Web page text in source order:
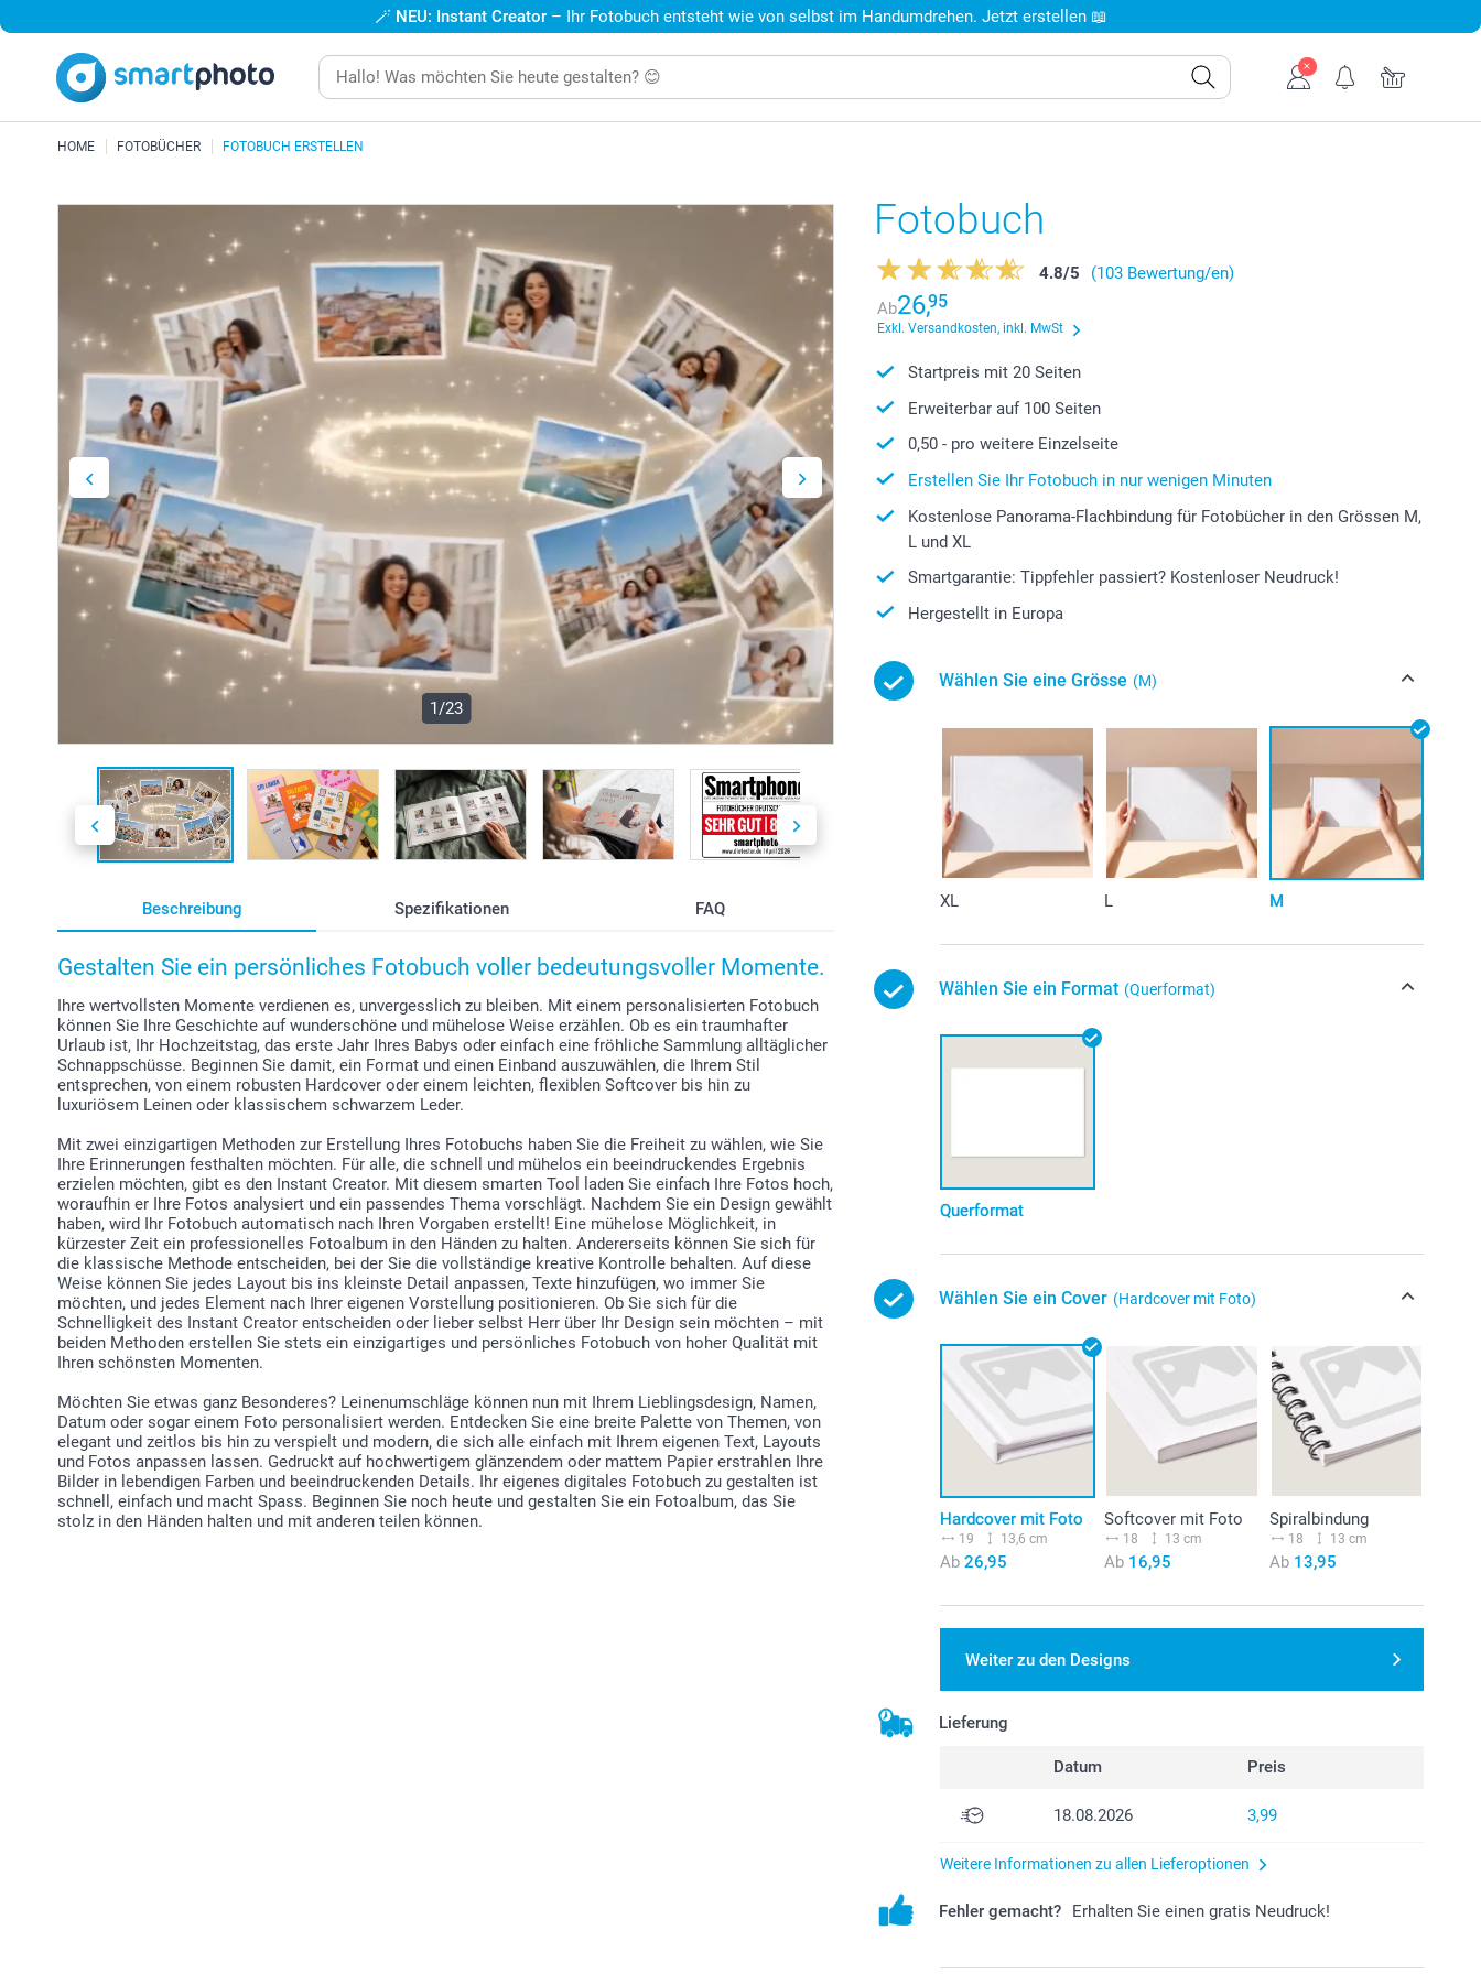
🪄 NEU: Instant Creator – Ihr Fotobuch entsteht wie von selbst im Handumdrehen. Jetzt erstellen 📖
HOME FOTOBÜCHER FOTOBUCH ERSTELLEN
1/23
Beschreibung Spezifikationen FAQ
Gestalten Sie ein persönliches Fotobuch voller bedeutungsvoller Momente.
Ihre wertvollsten Momente verdienen es, unvergesslich zu bleiben. Mit einem personalisierten Fotobuch
können Sie Ihre Geschichte auf wunderschöne und mühelose Weise erzählen. Ob es ein traumhafter
Urlaub ist, Ihr Hochzeitstag, das erste Jahr Ihres Babys oder einfach eine fröhliche Sammlung alltäglicher
Schnappschüsse. Beginnen Sie damit, ein Format und einen Einband auszuwählen, die Ihrem Stil
entsprechen, von einem robusten Hardcover oder einem leichten, flexiblen Softcover bis hin zu
luxuriösem Leinen oder klassischem schwarzem Leder.
Mit zwei einzigartigen Methoden zur Erstellung Ihres Fotobuchs haben Sie die Freiheit zu wählen, wie Sie
Ihre Erinnerungen festhalten möchten. Für alle, die schnell und mühelos ein beeindruckendes Ergebnis
erzielen möchten, gibt es den Instant Creator. Mit diesem smarten Tool laden Sie einfach Ihre Fotos hoch,
woraufhin er Ihre Fotos analysiert und ein passendes Thema vorschlägt. Nachdem Sie ein Design gewählt
haben, wird Ihr Fotobuch automatisch nach Ihren Vorgaben erstellt! Eine mühelose Möglichkeit, in
kürzester Zeit ein professionelles Fotoalbum in den Händen zu halten. Andererseits können Sie sich für
die klassische Methode entscheiden, bei der Sie die vollständige kreative Kontrolle behalten. Auf diese
Weise können Sie jedes Layout bis ins kleinste Detail anpassen, Texte hinzufügen, wo immer Sie
möchten, und jedes Element nach Ihrer eigenen Vorstellung positionieren. Ob Sie sich für die
Schnelligkeit des Instant Creator entscheiden oder lieber selbst Herr über Ihr Design sein möchten – mit
beiden Methoden erstellen Sie stets ein einzigartiges und persönliches Fotobuch von hoher Qualität mit
Ihren schönsten Momenten.
Möchten Sie etwas ganz Besonderes? Leinenumschläge können nun mit Ihrem Lieblingsdesign, Namen,
Datum oder sogar einem Foto personalisiert werden. Entdecken Sie eine breite Palette von Themen, von
elegant und zeitlos bis hin zu verspielt und modern, die sich alle einfach mit Ihrem eigenen Text, Layouts
und Fotos anpassen lassen. Gedruckt auf hochwertigem glänzendem oder mattem Papier erstrahlen Ihre
Bilder in lebendigen Farben und beeindruckenden Details. Ihr eigenes digitales Fotobuch zu gestalten ist
schnell, einfach und macht Spass. Beginnen Sie noch heute und gestalten Sie ein Fotoalbum, das Sie
stolz in den Händen halten und mit anderen teilen können.
Fotobuch
4.8/5
(103 Bewertung/en)
Ab26,95
Exkl. Versandkosten, inkl. MwSt
Startpreis mit20 Seiten
Erweiterbar auf 100 Seiten
0,50 - pro weitere Einzelseite
Erstellen Sie Ihr Fotobuch in nur wenigen Minuten
Kostenlose Panorama-Flachbindung für Fotobücher in den Grössen M,
L und XL
Smartgarantie: Tippfehler passiert? Kostenloser Neudruck!
Hergestellt in Europa
Wählen Sie eine Grösse (M)
XL L M
Wählen Sie ein Format (Querformat)
Querformat
Wählen Sie ein Cover (Hardcover mit Foto)
Hardcover mit Foto
19 13,6 cm
Ab 26,95
Softcover mit Foto
18 13 cm
Ab 16,95
Spiralbindung
18 13 cm
Ab13,95
Weiter zu den Designs
Lieferung
Datum Preis
18.08.2026 3,99
Weitere Informationen zu allen Lieferoptionen
Fehler gemacht? Erhalten Sie einen gratis Neudruck!